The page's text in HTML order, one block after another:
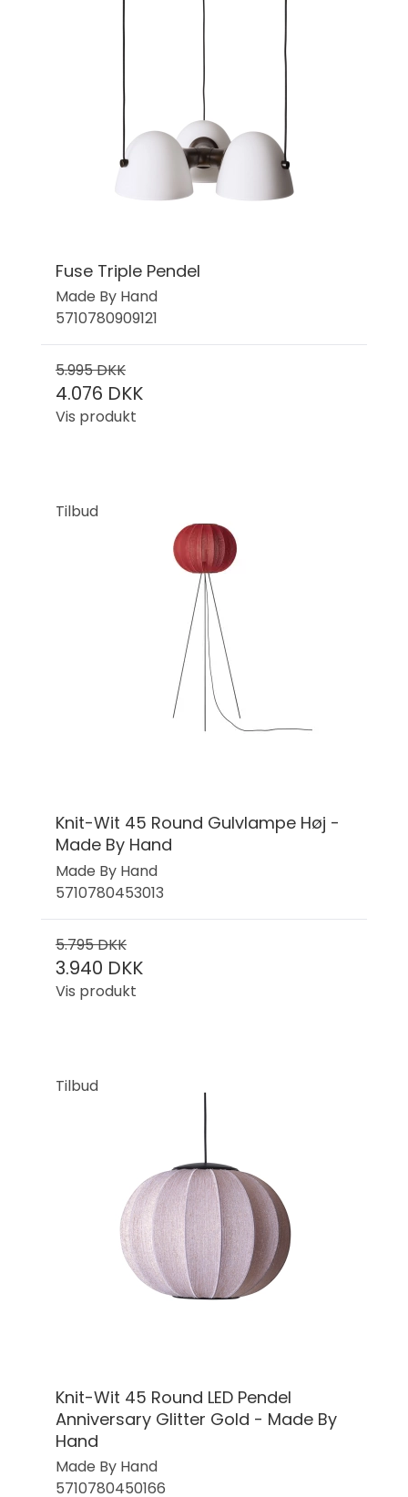
Fuse Triple Pendel
Made By Hand
5710780909121
5.995 DKK
4.076 DKK
Vis produkt
Tilbud
Knit-Wit 45 Round Gulvlampe Høj -
Made By Hand
Made By Hand
5710780453013
5.795 DKK
3.940 DKK
Vis produkt
Tilbud
Knit-Wit 45 Round LED Pendel
Anniversary Glitter Gold - Made By
Hand
Made By Hand
5710780450166